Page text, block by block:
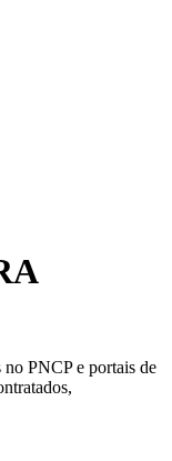
PNCP e portais de